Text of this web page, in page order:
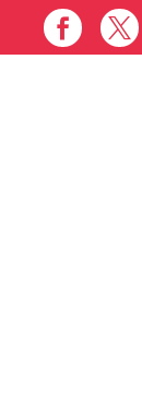
 